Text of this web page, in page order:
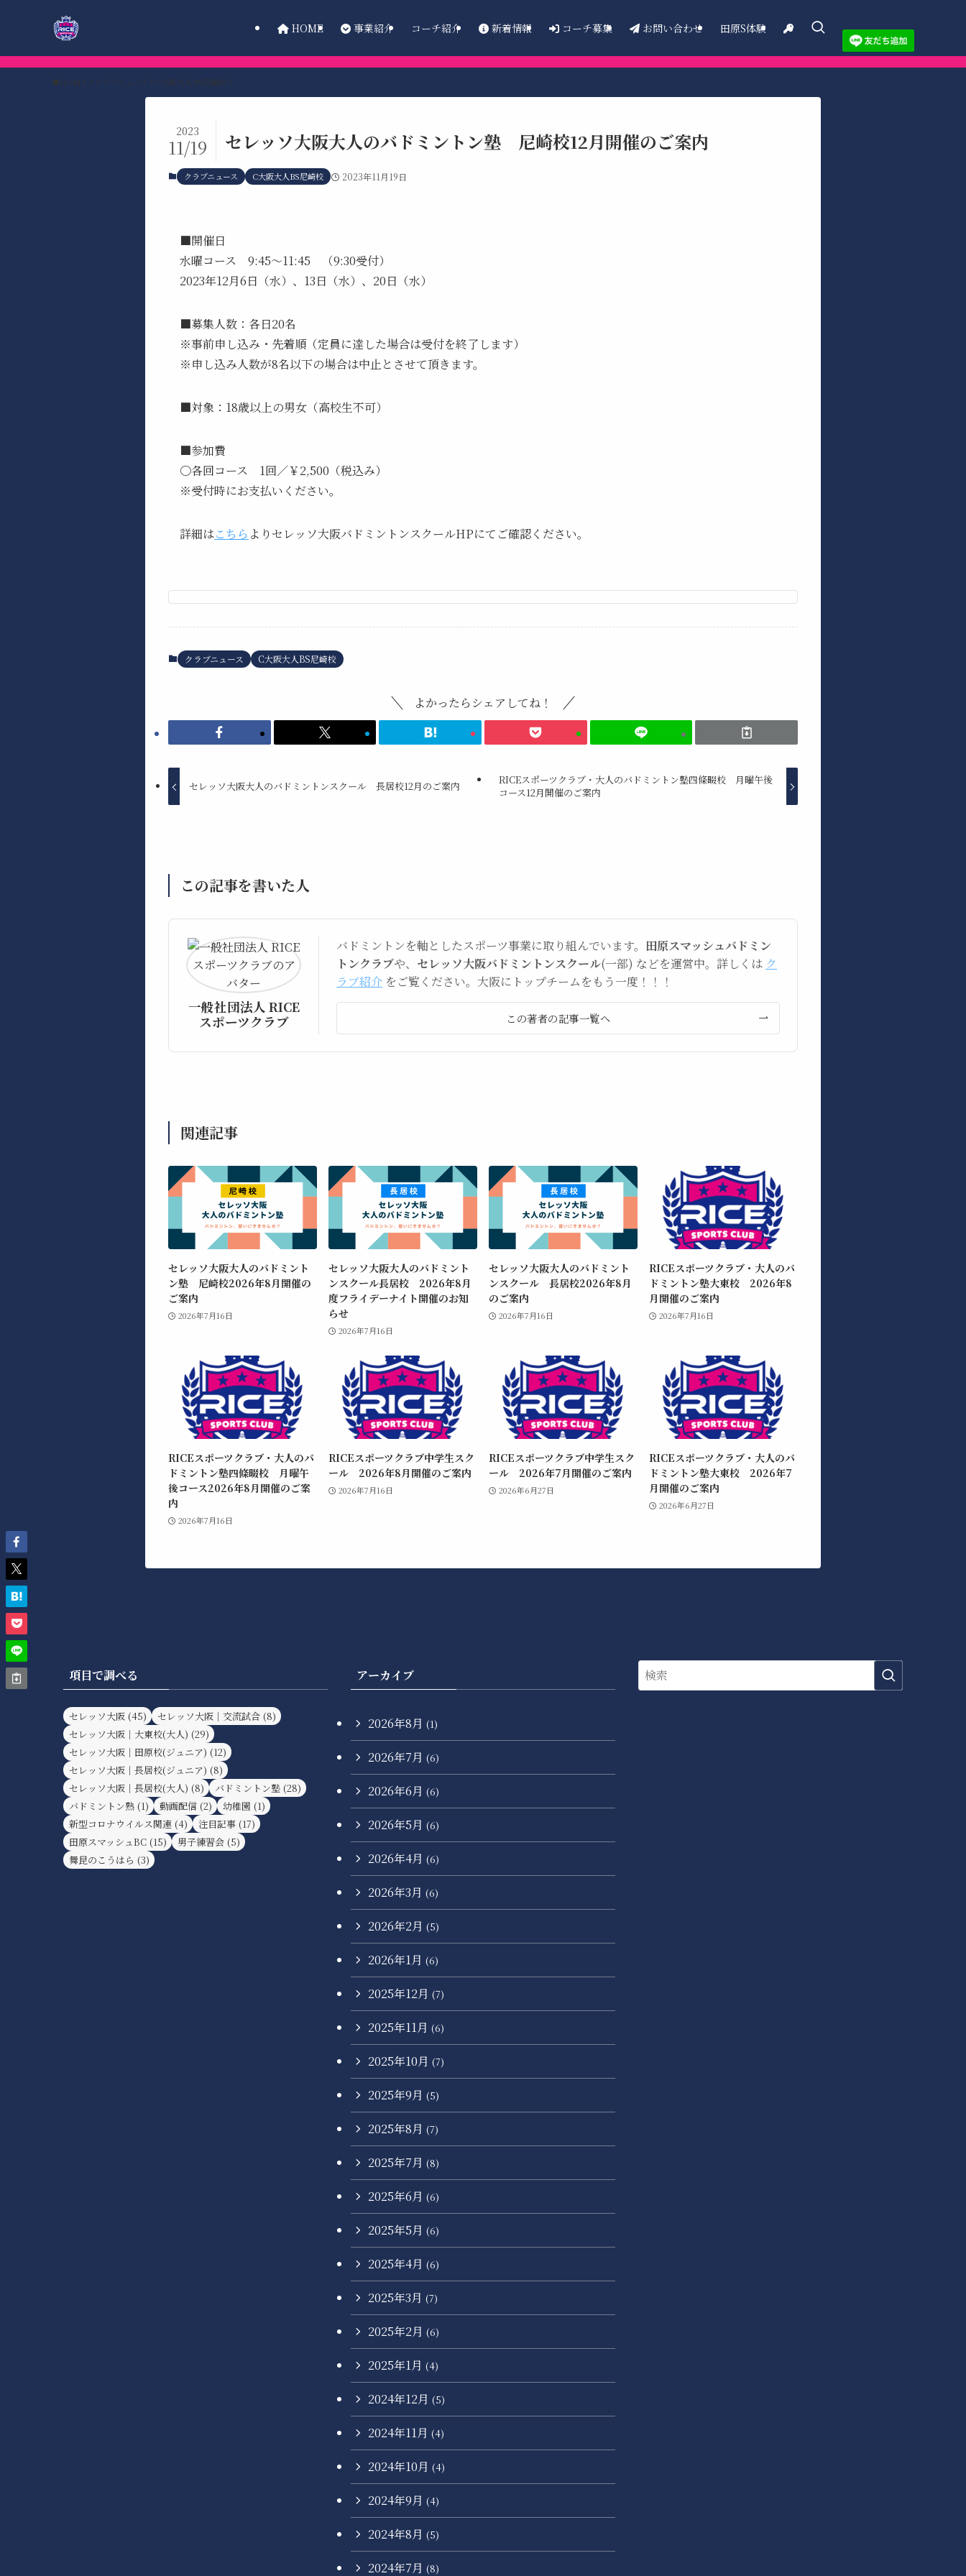
HOME 事業紹介 コーチ紹介 新着情報 コーチ募集 お問い合わせ 田原S体験
HOME クラブニュース C大阪大人BS尼崎校
セレッソ大阪大人のバドミントン塾 尼崎校12月開催のご案内
2023
11/19
クラブニュース C大阪大人BS尼崎校 2023年11月19日
■開催日
水曜コース 9:45～11:45 （9:30受付）
2023年12月6日（水）、13日（水）、20日（水）
■募集人数：各日20名
※事前申し込み・先着順（定員に達した場合は受付を終了します）
※申し込み人数が8名以下の場合は中止とさせて頂きます。
■対象：18歳以上の男女（高校生不可）
■参加費
〇各回コース 1回／￥2,500（税込み）
※受付時にお支払いください。
詳細はこちら よりセレッソ大阪バドミントンスクールHPにてご確認ください。
クラブニュース C大阪大人BS尼崎校
よかったらシェアしてね！
セレッソ大阪大人のバドミントンスクール 長居校12月のご案内
RICEスポーツクラブ・大人のバドミントン塾四條畷校 月曜午後
コース12月開催のご案内
この記事を書いた人
一般社団法人 RICE
スポーツクラブ
バドミントンを軸としたスポーツ事業に取り組んでいます。 田原スマッシュバドミン
トンクラブや、 セレッソ大阪バドミントンスクール(一部) などを運営中。詳しくは ク
ラブ紹介 をご覧ください。大阪にトップチームをもう一度！！！
この著者の記事一覧へ
関連記事
セレッソ大阪大人のバドミント
ン塾 尼崎校2026年8月開催の
ご案内
2026年7月16日
セレッソ大阪大人のバドミント
ンスクール長居校 2026年8月
度フライデーナイト開催のお知
らせ
2026年7月16日
セレッソ大阪大人のバドミント
ンスクール 長居校2026年8月
のご案内
2026年7月16日
RICEスポーツクラブ・大人のバ
ドミントン塾大東校 2026年8
月開催のご案内
2026年7月16日
RICEスポーツクラブ・大人のバ
ドミントン塾四條畷校 月曜午
後コース2026年8月開催のご案
内
2026年7月16日
RICEスポーツクラブ中学生スク
ール 2026年8月開催のご案内
2026年7月16日
RICEスポーツクラブ中学生スク
ール 2026年7月開催のご案内
2026年6月27日
RICEスポーツクラブ・大人のバ
ドミントン塾大東校 2026年7
月開催のご案内
2026年6月27日
項目で調べる
セレッソ大阪 (45) セレッソ大阪｜交流試合 (8)
セレッソ大阪｜大東校(大人) (29)
セレッソ大阪｜田原校(ジュニア) (12)
セレッソ大阪｜長居校(ジュニア) (8)
セレッソ大阪｜長居校(大人) (8) バドミントン塾 (28)
バドミントン熟 (1) 動画配信 (2) 幼稚園 (1)
新型コロナウイルス関連 (4) 注目記事 (17)
田原スマッシュBC (15) 男子練習会 (5)
舞昆のこうはら (3)
アーカイブ
2026年8月 (1)
2026年7月 (6)
2026年6月 (6)
2026年5月 (6)
2026年4月 (6)
2026年3月 (6)
2026年2月 (5)
2026年1月 (6)
2025年12月 (7)
2025年11月 (6)
2025年10月 (7)
2025年9月 (5)
2025年8月 (7)
2025年7月 (8)
2025年6月 (6)
2025年5月 (6)
2025年4月 (6)
2025年3月 (7)
2025年2月 (6)
2025年1月 (4)
2024年12月 (5)
2024年11月 (4)
2024年10月 (4)
2024年9月 (4)
2024年8月 (5)
2024年7月 (8)